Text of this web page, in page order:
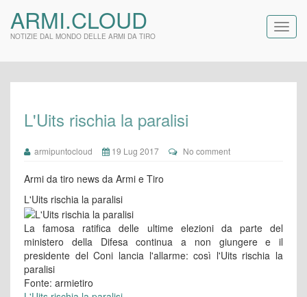
ARMI.CLOUD
NOTIZIE DAL MONDO DELLE ARMI DA TIRO
L'Uits rischia la paralisi
armipuntocloud 19 Lug 2017 No comment
Armi da tiro news da Armi e Tiro
L'Uits rischia la paralisi
La famosa ratifica delle ultime elezioni da parte del
ministero della Difesa continua a non giungere e il
presidente del Coni lancia l'allarme: così l'Uits rischia la
paralisi
Fonte: armietiro